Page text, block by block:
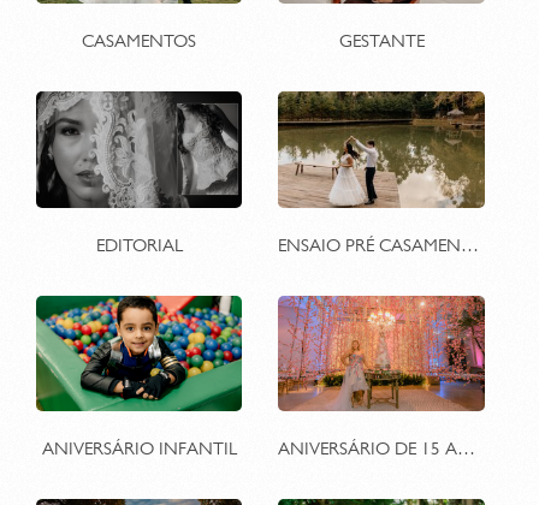
CASAMENTOS GESTANTE
EDITORIAL ENSAIO PRÉ CASAMENTO
ANIVERSÁRIO INFANTIL ANIVERSÁRIO DE 15 ANOS